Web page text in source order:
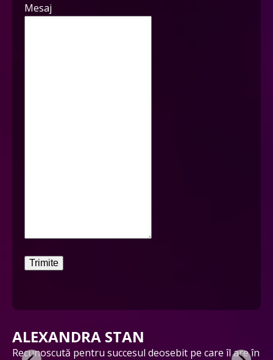
Mesaj
Trimite
ALEXANDRA STAN
Recunoscută pentru succesul deosebit pe care îl are în